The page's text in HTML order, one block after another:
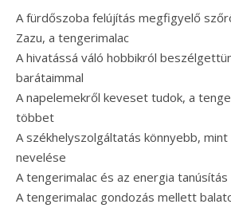
A fürdőszoba felújítás megfigyelő
Zazu, a tengerimalac
A hivatássá váló hobbikról
barátaimmal
A napelemekről keveset tudok, a
többet
A székhelyszolgáltatás könnyebb,
nevelése
A tengerimalac és az energia
A tengerimalac gondozás mellett